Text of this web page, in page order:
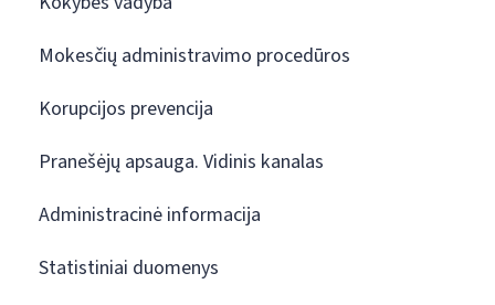
Mokesčių administravimo procedūros
Korupcijos prevencija
Pranešėjų apsauga. Vidinis kanalas
Administracinė informacija
Statistiniai duomenys